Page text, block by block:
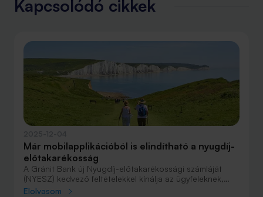
Kapcsolódó cikkek
Már mobilapplikációból is elindítható a nyugdíj-
előtakarékosság
A Gránit Bank új Nyugdíj-előtakarékossági számláját
(NYESZ) kedvező feltételekkel kínálja az ügyfeleknek,
számlanyitási akcióval, lakossági állampapírokra
Elolvasom